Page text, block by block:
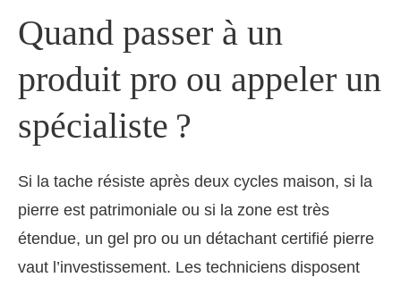
Quand passer à un
produit pro ou appeler un
spécialiste ?
Si la tache résiste après deux cycles maison, si la
pierre est patrimoniale ou si la zone est très
étendue, un gel pro ou un détachant certifié pierre
vaut l’investissement. Les techniciens disposent